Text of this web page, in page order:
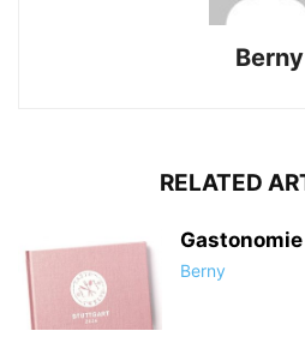
Berny
RELATED
Berny